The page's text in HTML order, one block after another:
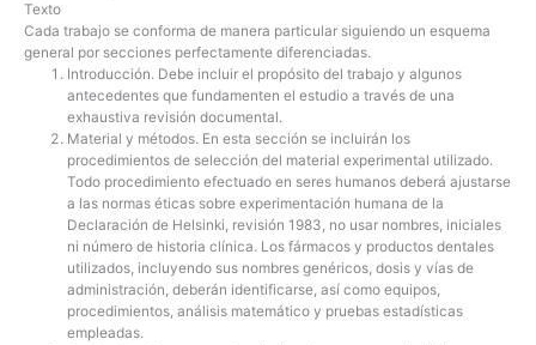
Texto
Cada trabajo se conforma de manera particular siguiendo un esquema
general por secciones perfectamente diferenciadas.
Introducción. Debe incluir el propósito del trabajo y algunos
antecedentes que fundamenten el estudio a través de una
exhaustiva revisión documental.
Material y métodos. En esta sección se incluirán los
procedimientos de selección del material experimental utilizado.
Todo procedimiento efectuado en seres humanos deberá ajustarse
a las normas éticas sobre experimentación humana de la
Declaración de Helsinki, revisión 1983, no usar nombres, iniciales
ni número de historia clínica. Los fármacos y productos dentales
utilizados, incluyendo sus nombres genéricos, dosis y vías de
administración, deberán identificarse, así como equipos,
procedimientos, análisis matemático y pruebas estadísticas
empleadas.